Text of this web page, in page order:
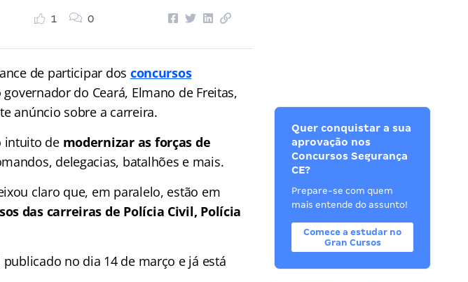
1 0
de participar dos concursos
do Ceará, Elmano de Freitas,
anúncio sobre a carreira.
intuito de modernizar as forças de
delegacias, batalhões e mais.
claro que, em paralelo, estão em
das carreiras de Polícia Civil, Polícia
publicado no dia 14 de março e já está
Quer conquistar a sua
aprovação nos
Concursos Segurança
CE?
Prepare-se com quem
mais entende do assunto!
Comece a estudar no
Gran Cursos